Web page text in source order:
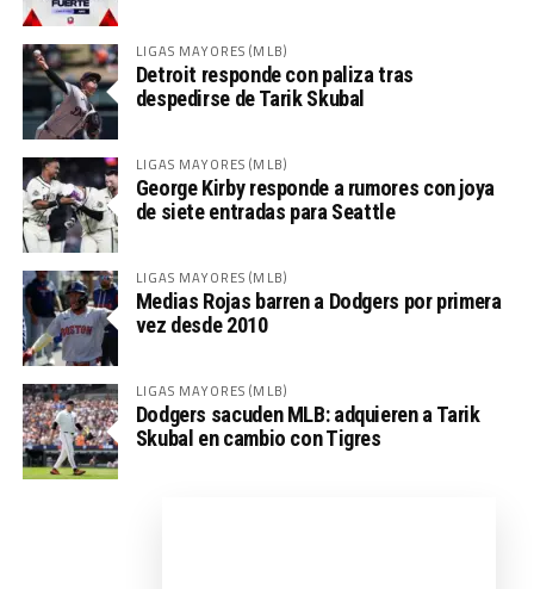
LIGAS MAYORES (MLB)
Detroit responde con paliza tras
despedirse de Tarik Skubal
LIGAS MAYORES (MLB)
George Kirby responde a rumores con joya
de siete entradas para Seattle
LIGAS MAYORES (MLB)
Medias Rojas barren a Dodgers por primera
vez desde 2010
LIGAS MAYORES (MLB)
Dodgers sacuden MLB: adquieren a Tarik
Skubal en cambio con Tigres